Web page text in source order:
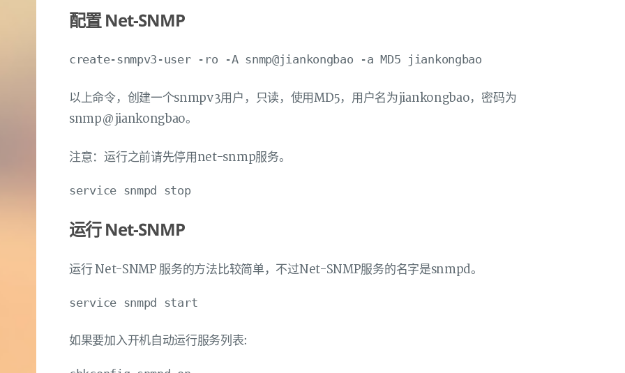
配置 Net-SNMP
以上命令，创建一个snmpv3用户，只读，使用MD5，用户名为jiankongbao，密码为
snmp@jiankongbao。
注意：运行之前请先停用net-snmp服务。
service snmpd stop
运行 Net-SNMP
运行 Net-SNMP 服务的方法比较简单，不过Net-SNMP服务的名字是snmpd。
如果要加入开机自动运行服务列表: